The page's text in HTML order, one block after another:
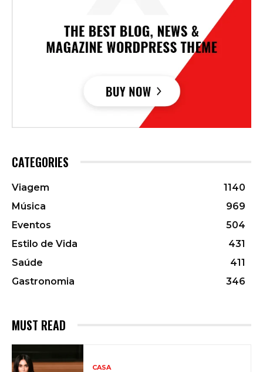
CATEGORIES
Viagem
1140
Música
969
Eventos
504
Estilo de Vida
431
Saúde
411
Gastronomia
346
MUST READ
CASA